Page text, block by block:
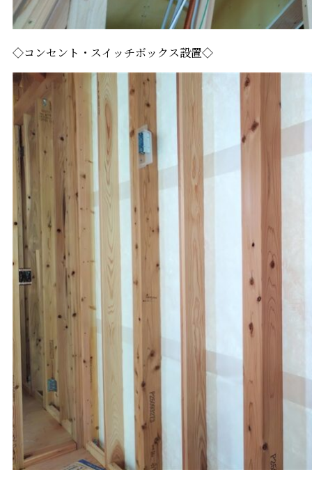
◇コンセント・スイッチボックス設置◇